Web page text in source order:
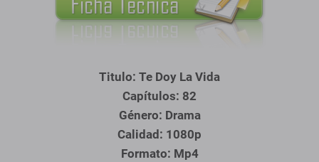
Titulo: Te Doy La Vida
Capítulos: 82
Género: Drama
Calidad: 1080p
Formato: Mp4